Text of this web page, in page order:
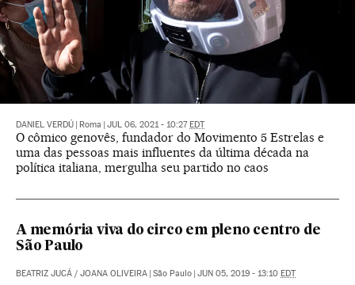
DANIEL VERDÚ Roma JUL 06, 2021 - 10:27 EDT
O cômico genovês, fundador do Movimento 5 Estrelas e
uma das pessoas mais influentes da última década na
política italiana, mergulha seu partido no caos
A memória viva do circo em pleno centro de
São Paulo
BEATRIZ JUCÁ / JOANA OLIVEIRA São Paulo JUN 05, 2019 - 13:10 EDT